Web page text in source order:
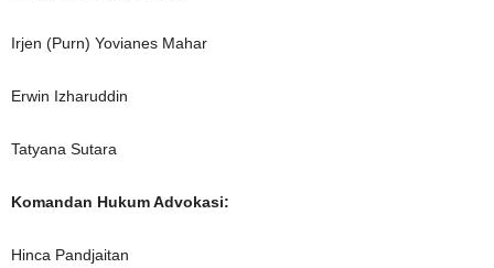
Irjen (Purn) Yovianes Mahar
Erwin Izharuddin
Tatyana Sutara
Komandan Hukum Advokasi:
Hinca Pandjaitan